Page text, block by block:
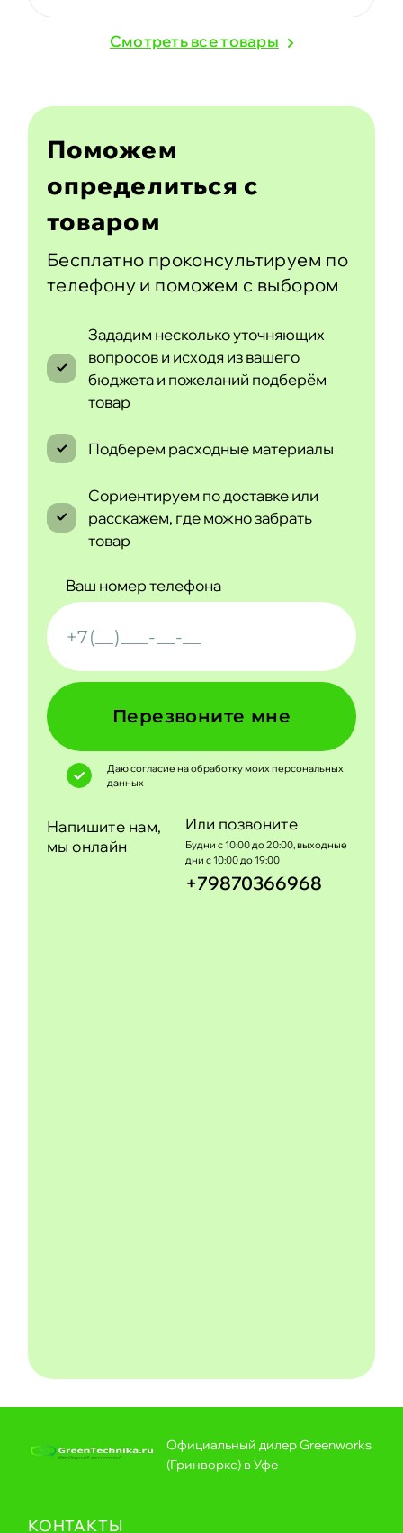
Cмотреть все товары
Поможем
определиться с
товаром
Бесплатно проконсультируем по
телефону и поможем с выбором
Зададим несколько уточняющих
вопросов и исходя из вашего
бюджета и пожеланий подберём
товар
Подберем расходные материалы
Сориентируем по доставке или
расскажем, где можно забрать
товар
Ваш номер телефона
Перезвоните мне
Даю согласие на обработку моихперсональных
данных
Напишите нам,
мы онлайн
Или позвоните
Будни с 10:00 до 20:00, выходные
дни с 10:00 до 19:00
+79870366968
Официальный дилер Greenworks
(Гринворкс) в Уфе
КОНТАКТЫ